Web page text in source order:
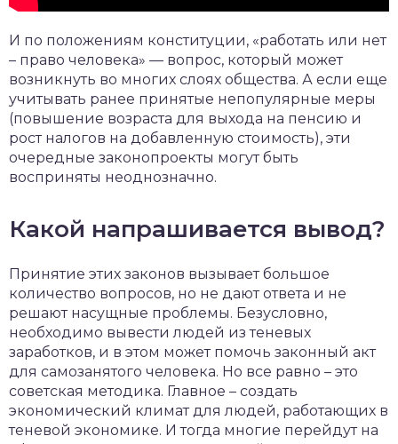
И по положениям конституции, «работать или нет
– право человека» — вопрос, который может
возникнуть во многих слоях общества. А если еще
учитывать ранее принятые непопулярные меры
(повышение возраста для выхода на пенсию и
рост налогов на добавленную стоимость), эти
очередные законопроекты могут быть
восприняты неоднозначно.
Какой напрашивается вывод?
Принятие этих законов вызывает большое
количество вопросов, но не дают ответа и не
решают насущные проблемы. Безусловно,
необходимо вывести людей из теневых
заработков, и в этом может помочь законный акт
для самозанятого человека. Но все равно – это
советская методика. Главное – создать
экономический климат для людей, работающих в
теневой экономике. И тогда многие перейдут на